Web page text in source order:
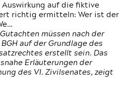
Auswirkung auf die fiktive
richtig ermitteln: Wer ist der
müssen nach der
auf der Grundlage des
erstellt sein. Das
Erläuterungen der
des VI. Zivilsenates, zeigt